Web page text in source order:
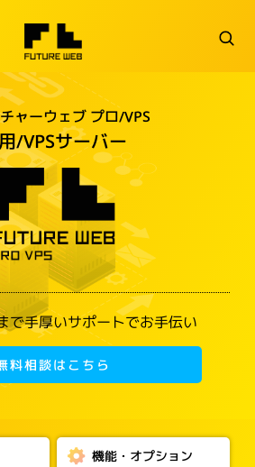
ャーウェブ プロ/VPS
/VPSサーバー
で手厚いサポートでお手伝い
料相談はこちら
機能・オプション